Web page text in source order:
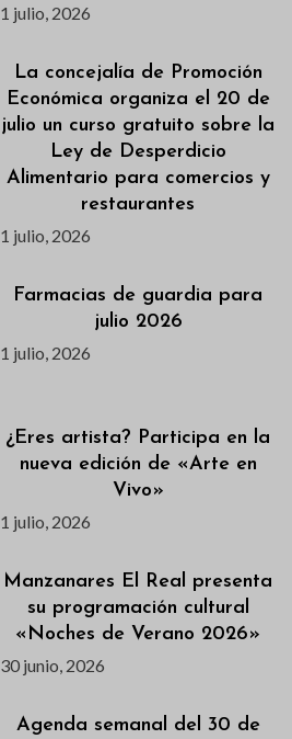
1 julio, 2026
La concejalía de Promoción
Económica organiza el 20 de
julio un curso gratuito sobre la
Ley de Desperdicio
Alimentario para comercios y
restaurantes
1 julio, 2026
Farmacias de guardia para
julio 2026
1 julio, 2026
¿Eres artista? Participa en la
nueva edición de «Arte en
Vivo»
1 julio, 2026
Manzanares El Real presenta
su programación cultural
«Noches de Verano 2026»
30 junio, 2026
Agenda semanal del 30 de